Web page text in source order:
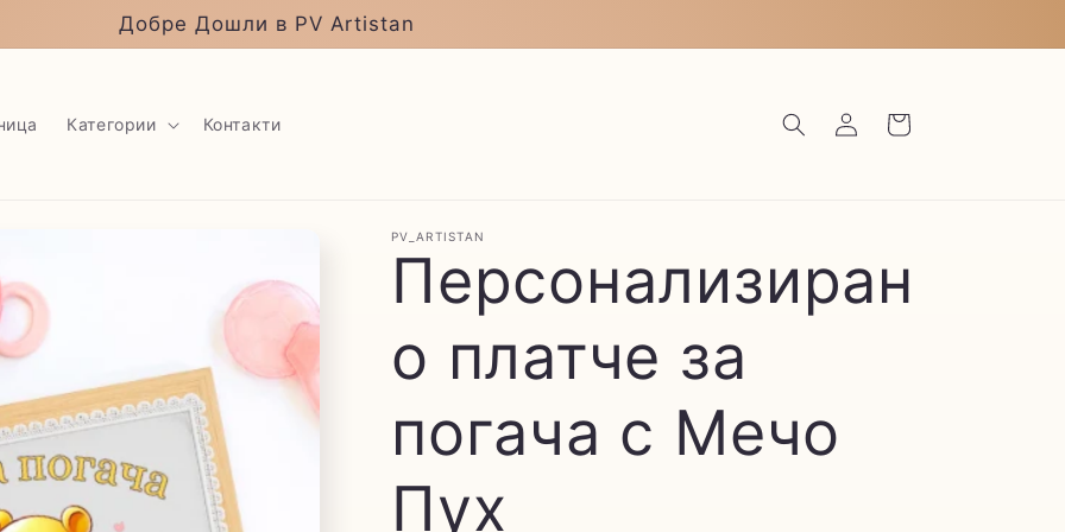
Добре Дошли в PV Artistan
Категории Контакти ВлизанеКоличка
PV_ARTISTAN
Персонализиран
о платче за
погача с Мечо
Пух